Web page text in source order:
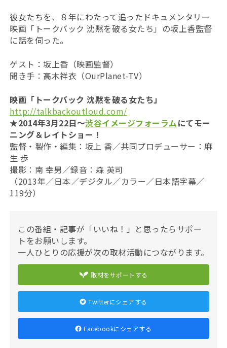
彼女たちを、８年にわたって追ったドキュメンタリー
映画「トークバック 沈黙を破る女たち」の坂上香監督
に話を伺った。
ゲスト：坂上香（映画監督）
聞き手：高木祥衣（OurPlanet-TV）
映画「トークバック 沈黙を破る女たち」
http://talkbackoutloud.com/
★2014年3月22日～渋谷イメージフォーラムにてモー
ニング＆レイトショー！
監督・製作・編集：坂上 香／共同プロデューサー：麻
生 歩
撮影：南 幸男／録音：森 英司
（2013年／日本／デジタル／カラー／日本語字幕／
119分）
この番組・記事が「いいね！」と思ったらサポー
トをお願いします。
一人ひとりの応援が次の取材活動につながります。
取材をサポートする
Twitterにシェアする
Facebookにシェアする